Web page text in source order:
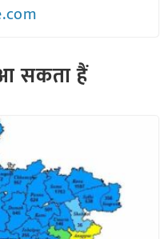
सकता हैं